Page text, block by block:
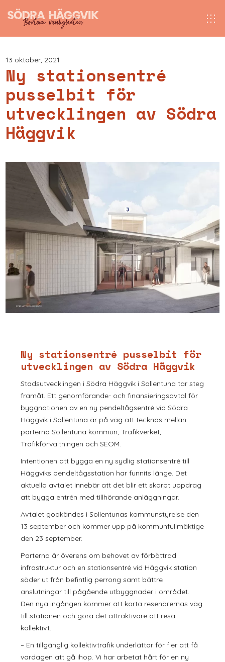
13 oktober, 2021
Ny stationsentré
pusselbit för
utvecklingen av Södra
Häggvik
Ny stationsentré pusselbit för
utvecklingen av Södra Häggvik
Stadsutvecklingen i Södra Häggvik i Sollentuna tar steg
framåt. Ett genomförande- och finansieringsavtal för
byggnationen av en ny pendeltågsentré vid Södra
Häggvik i Sollentuna är på väg att tecknas mellan
parterna Sollentuna kommun, Trafikverket,
Trafikförvaltningen och SEOM.
Intentionen att bygga en ny sydlig stationsentré till
Häggviks pendeltågsstation har funnits länge. Det
aktuella avtalet innebär att det blir ett skarpt uppdrag
att bygga entrén med tillhörande anläggningar.
Avtalet godkändes i Sollentunas kommunstyrelse den
13 september och kommer upp på kommunfullmäktige
den 23 september.
Parterna är överens om behovet av förbättrad
infrastruktur och en stationsentré vid Häggvik station
söder ut från befintlig perrong samt bättre
anslutningar till pågående utbyggnader i området.
Den nya ingången kommer att korta resenärernas väg
till stationen och göra det attraktivare att resa
kollektivt.
– En tillgänglig kollektivtrafik underlättar för fler att få
vardagen att gå ihop. Vi har arbetat hårt för en ny